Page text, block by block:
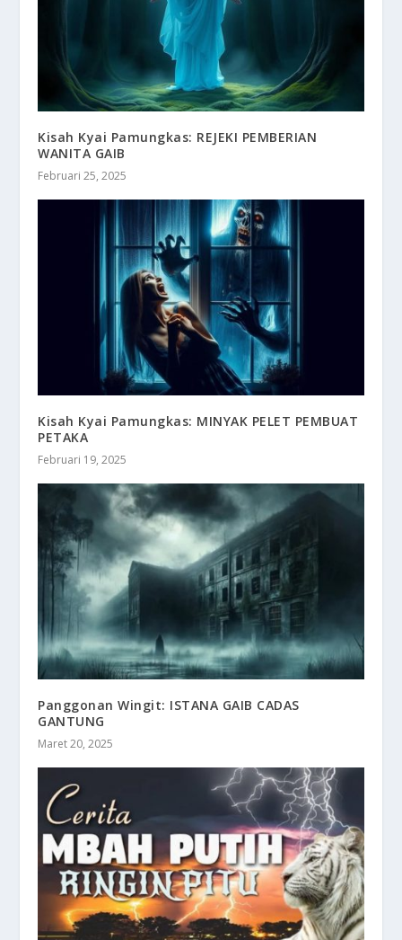
Kisah Kyai Pamungkas: REJEKI PEMBERIAN
WANITA GAIB
Februari 25, 2025
Kisah Kyai Pamungkas: MINYAK PELET PEMBUAT
PETAKA
Februari 19, 2025
Panggonan Wingit: ISTANA GAIB CADAS
GANTUNG
Maret 20, 2025